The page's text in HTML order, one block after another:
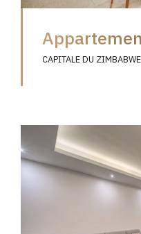
CAPITALE DU ZIMBABWE